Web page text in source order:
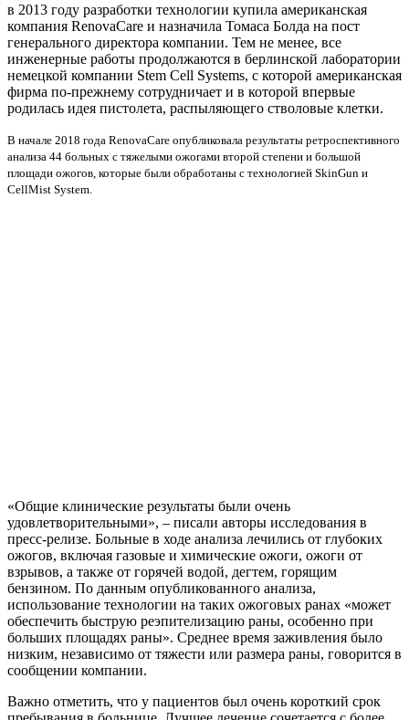
в 2013 году разработки технологии купила американская
компания RenovaCare и назначила Томаса Болда на пост
генерального директора компании. Тем не менее, все
инженерные работы продолжаются в берлинской лаборатории
немецкой компании Stem Cell Systems, с которой американская
фирма по-прежнему сотрудничает и в которой впервые
родилась идея пистолета, распыляющего стволовые клетки.
В начале 2018 года RenovaCare опубликовала результаты ретроспективного
анализа 44 больных с тяжелыми ожогами второй степени и большой
площади ожогов, которые были обработаны с технологией SkinGun и
CellMist System.
«Общие клинические результаты были очень
удовлетворительными», – писали авторы исследования в
пресс-релизе. Больные в ходе анализа лечились от глубоких
ожогов, включая газовые и химические ожоги, ожоги от
взрывов, а также от горячей водой, дегтем, горящим
бензином. По данным опубликованного анализа,
использование технологии на таких ожоговых ранах «может
обеспечить быструю реэпителизацию раны, особенно при
больших площадях раны». Среднее время заживления было
низким, независимо от тяжести или размера раны, говорится в
сообщении компании.
Важно отметить, что у пациентов был очень короткий срок